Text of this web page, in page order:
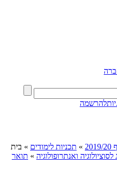
להרשמה
» תכניות לימודים » בית
לסוציולוגיה ואנתרופולוגיה » תואר